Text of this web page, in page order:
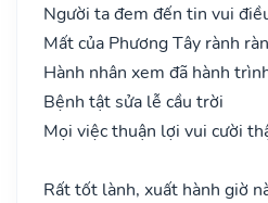
Người ta đem đến tin vui
Mất của Phương Tây rành
Hành nhân xem đã hành
Bệnh tật sửa lễ cầu trời
Mọi việc thuận lợi vui cười
Rất tốt lành, xuất hành giờ